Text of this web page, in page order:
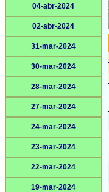
04-abr-2024
02-abr-2024
31-mar-2024
30-mar-2024
28-mar-2024
27-mar-2024
24-mar-2024
23-mar-2024
22-mar-2024
19-mar-2024